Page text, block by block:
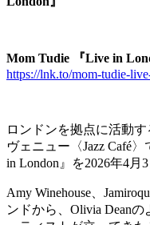
Mom Tudie 『Live in
https://lnk.to/mom-tudie-
ロンドンを拠点に活動
ヴェニュー〈Jazz Café
in London』を2026年4月
Amy Winehouse、
ンドから、Olivia Dean